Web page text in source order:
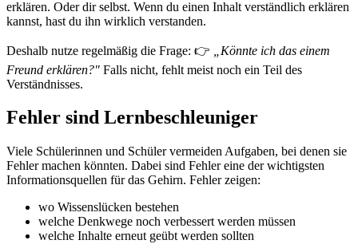
erklären. Oder dir selbst. Wenn du einen Inhalt verständlich erklären
kannst, hast du ihn wirklich verstanden.
Deshalb nutze regelmäßig die Frage: 👉
„Könnte ich das einem
Freund erklären?" Falls nicht, fehlt meist noch ein Teil des
Verständnisses.
Fehler sind Lernbeschleuniger
Viele Schülerinnen und Schüler vermeiden Aufgaben, bei denen sie
Fehler machen könnten. Dabei sind Fehler eine der wichtigsten
Informationsquellen für das Gehirn. Fehler zeigen:
wo Wissenslücken bestehen
welche Denkwege noch verbessert werden müssen
welche Inhalte erneut geübt werden sollten